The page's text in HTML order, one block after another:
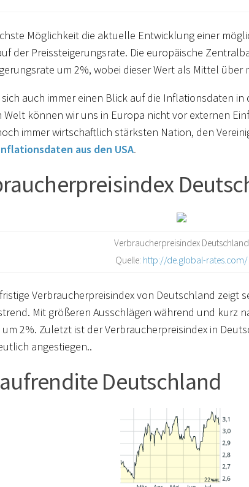
Möglichkeit die aktuelle Entwicklung einer
der Preissteigerungsrate. Die europäische
um 2%, wobei dieser Wert als Mittel über
auch immer einen Blick auf die Inflationsdaten in
Welt können wir uns in Europa nicht vor externen
immer wirtschaftlich stärksten Nation, den
aus den USA.
Verbraucherpreisindex Deutschland
Quelle: http://de.global-rates.com/
Verbraucherpreisindex von Deutschland zeigt
Mit größeren Ausschlägen während und kurz
um 2%. Zuletzt ist der Verbraucherpreisindex in
angestiegen..
Deutschland